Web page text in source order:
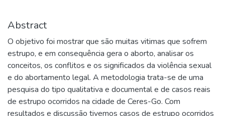
Abstract
O objetivo foi mostrar que são muitas vitimas que sofrem
estrupo, e em consequência gera o aborto, analisar os
conceitos, os conflitos e os significados da violência sexual
e do abortamento legal. A metodologia trata-se de uma
pesquisa do tipo qualitativa e documental e de casos reais
de estrupo ocorridos na cidade de Ceres-Go. Com
resultados e discussão tivemos casos de estrupo ocorridos